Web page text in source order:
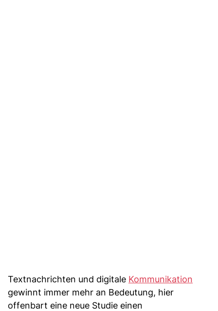
Textnachrichten und digitale Kommunikation
gewinnt immer mehr an Bedeutung, hier
offenbart eine neue Studie einen